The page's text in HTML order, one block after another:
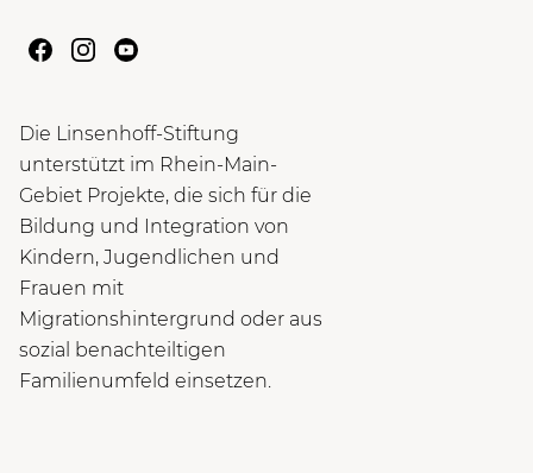
Die Linsenhoff-Stiftung
unterstützt im Rhein-Main-
Gebiet Projekte, die sich für die
Bildung und Integration von
Kindern, Jugendlichen und
Frauen mit
Migrationshintergrund oder aus
sozial benachteiltigen
Familienumfeld einsetzen.